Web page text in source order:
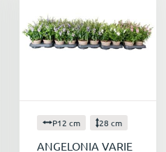
P12 cm 28 cm
ANGELONIA VARIE